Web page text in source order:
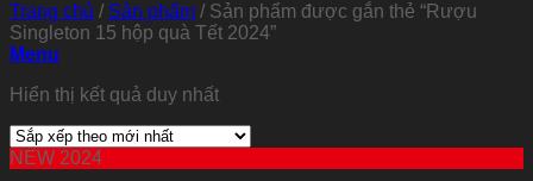
Trang chủ / Sản phẩm / Sản phẩm được gắn thẻ “Rượu
Singleton 15 hộp quà Tết 2024”
Menu
Hiển thị kết quả duy nhất
NEW 2024